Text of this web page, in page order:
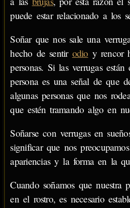
puede estar relacionado a los
Soñar que nos sale una
hecho de sentir odio y rencor
personas. Si las verrugas
persona es una señal de que
algunas personas que nos
que estén tramando algo en
Soñarse con verrugas en
significar que nos
apariencias y la forma en la
Cuando soñamos que nuestra
en el rostro, es necesario